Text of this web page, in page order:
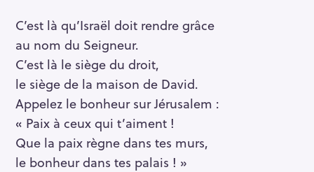
C’est là qu’Israël doit rendre grâce
au nom du Seigneur.
C’est là le siège du droit,
le siège de la maison de David.
Appelez le bonheur sur Jérusalem :
« Paix à ceux qui t’aiment !
Que la paix règne dans tes murs,
le bonheur dans tes palais ! »